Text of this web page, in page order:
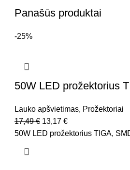
Panašūs produktai
-25%
50W LED prožektorius
Lauko apšvietimas, Prožektoriai
17,49€ 13,17 €
50W LED prožektorius TIGA,